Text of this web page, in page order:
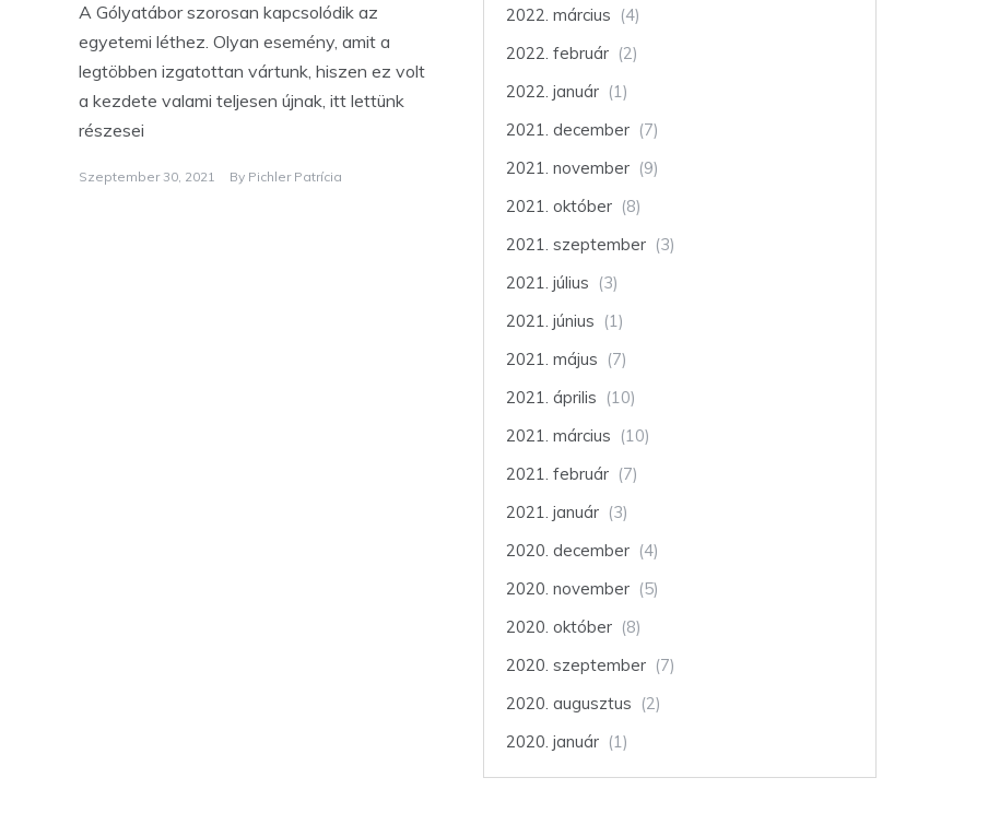
A Gólyatábor szorosan kapcsolódik az
egyetemi léthez. Olyan esemény, amit a
legtöbben izgatottan vártunk, hiszen ez volt
a kezdete valami teljesen újnak, itt lettünk
részesei
Szeptember 30, 2021 By Pichler Patrícia
2022. március (4)
2022. február (2)
2022. január (1)
2021. december (7)
2021. november (9)
2021. október (8)
2021. szeptember (3)
2021. július (3)
2021. június (1)
2021. május (7)
2021. április (10)
2021. március (10)
2021. február (7)
2021. január (3)
2020. december (4)
2020. november (5)
2020. október (8)
2020. szeptember (7)
2020. augusztus (2)
2020. január (1)